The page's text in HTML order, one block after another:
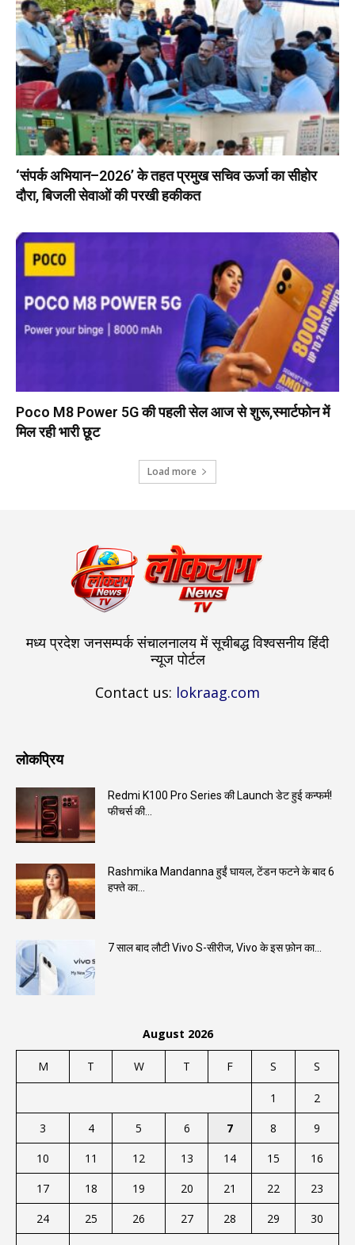
‘संपर्क अभियान–2026’ के तहत प्रमुख सचिव ऊर्जा का सीहोर
दौरा, बिजली सेवाओं की परखी हकीकत
Poco M8 Power 5G की पहली सेल आज से शुरू,स्मार्टफोन में
मिल रही भारी छूट
Load more
मध्य प्रदेश जनसम्पर्क संचालनालय में सूचीबद्ध विश्वसनीय हिंदी
न्यूज पोर्टल
Contact us: lokraag.com
लोकप्रिय
Redmi K100 Pro Series की Launch डेट हुई कन्फर्म!
फीचर्स की...
Rashmika Mandanna हुईं घायल, टेंडन फटने के बाद 6
हफ्ते का...
7 साल बाद लौटी Vivo S-सीरीज, Vivo के इस फ़ोन का...
August 2026
M T W T F S S
1
2
3
4 5 6 7 8
9
10
11 12 13 14 15
16
17
18 19 20 21 22
23
24
25 26 27 28 29
30